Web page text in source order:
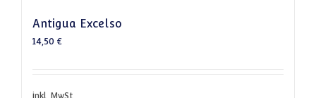
Antigua Excelso
14,50 €
inkl. MwSt.